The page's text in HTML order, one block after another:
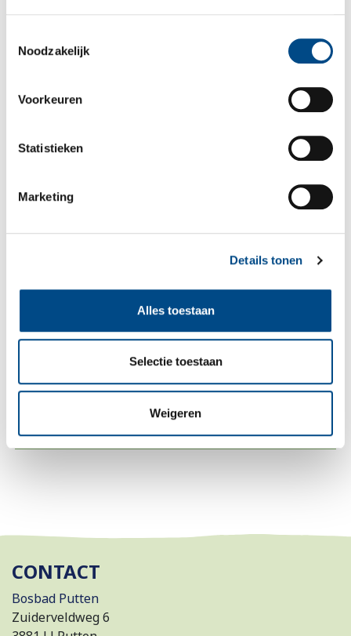
Noodzakelijk
Voorkeuren
Statistieken
Marketing
Details tonen
Alles toestaan
Selectie toestaan
Weigeren
VOLWASSEN ZWEMLES
CONTACT
Bosbad Putten
Zuiderveldweg 6